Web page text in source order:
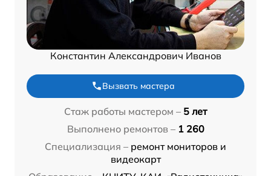
Константин Александрович Иванов
Вызвать мастера
Стаж работы мастером – 5 лет
Выполнено ремонтов – 1 260
Специализация – ремонт мониторов и
видеокарт